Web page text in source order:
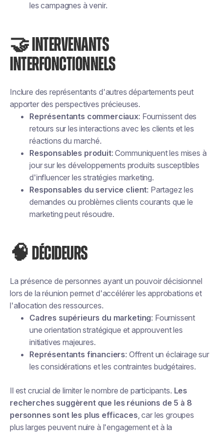
les campagnes à venir.
🤝 INTERVENANTS
INTERFONCTIONNELS
Inclure des représentants d'autres départements peut
apporter des perspectives précieuses.
Représentants commerciaux: Fournissent des
retours sur les interactions avec les clients et les
réactions du marché.
Responsables produit: Communiquent les mises à
jour sur les développements produits susceptibles
d'influencer les stratégies marketing.
Responsables du service client: Partagez les
demandes ou problèmes clients courants que le
marketing peut résoudre.
🧠 DÉCIDEURS
La présence de personnes ayant un pouvoir décisionnel
lors de la réunion permet d'accélérer les approbations et
l'allocation des ressources.
Cadres supérieurs du marketing: Fournissent
une orientation stratégique et approuvent les
initiatives majeures.
Représentants financiers: Offrent un éclairage sur
les considérations et les contraintes budgétaires.
Il est crucial de limiter le nombre de participants. Les
recherches suggèrent que les réunions de 5 à 8
personnes sont les plus efficaces, car les groupes
plus larges peuvent nuire à l'engagement et à la